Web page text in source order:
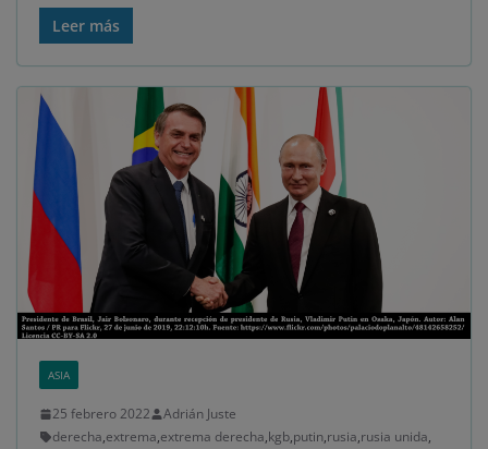
Leer más
ASIA
25 febrero 2022
Adrián Juste
derecha,extrema,extrema derecha,kgb,putin,rusia,rusia unida,